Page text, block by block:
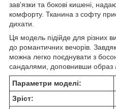
зав'язки та бокові кишені,
комфорту. Тканина з софту
дихати.
Ця модель підійде для різних
до романтичних вечорів.
можна легко поєднувати з
сандалями, доповнивши образ
Параметри моделі:
Зріст: